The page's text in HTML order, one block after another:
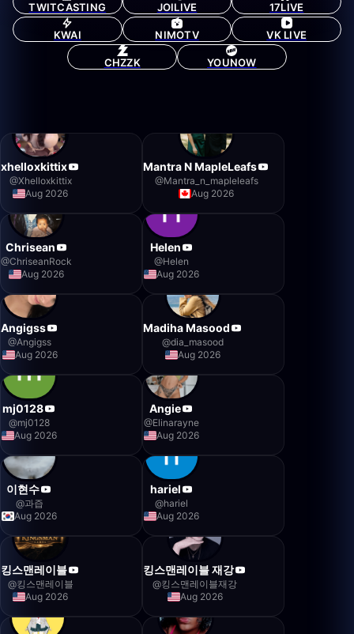
TWITCASTING JOILIVE 17LIVE
KWAI NIMOTV VK LIVE
CHZZK YOUNOW
xhelloxkittix
@Xhelloxkittix
Aug 2026
Mantra N MapleLeafs
@Mantra_n_mapleleafs
Aug 2026
Chrisean
@ChriseanRock
Aug 2026
Helen
@Helen
Aug 2026
Angigss
@Angigss
Aug 2026
Madiha Masood
@dia_masood
Aug 2026
mj0128
@mj0128
Aug 2026
Angie
@Elinarayne
Aug 2026
이현수
@과즙
Aug 2026
hariel
@hariel
Aug 2026
킹스맨레이블
@킹스맨레이블
Aug 2026
킹스맨레이블 재강
@킹스맨레이블재강
Aug 2026